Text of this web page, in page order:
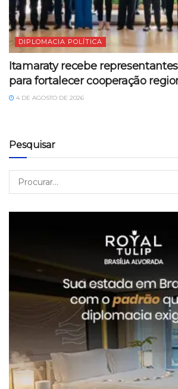
DIPLOMACIA POLÍTICA
Itamaraty recebe
para fortalecer cooperação
4 DE AGOSTO DE 2026
Pesquisar